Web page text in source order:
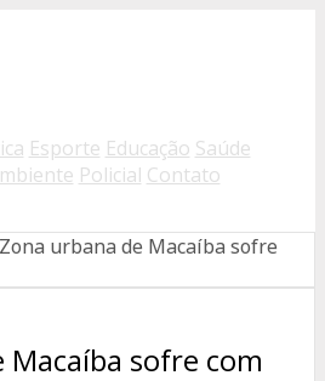
Esporte Educação Saúde
Policial Contato
urbana de Macaíba sofre
sofre com